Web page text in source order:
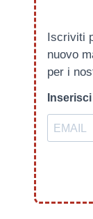
Iscriviti
nuovo
per i